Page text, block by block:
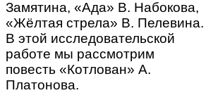
Замятина, «Ада» В. Набокова,
«Жёлтая стрела» В. Пелевина.
В этой исследовательской
работе мы рассмотрим
повесть «Котлован» А.
Платонова.